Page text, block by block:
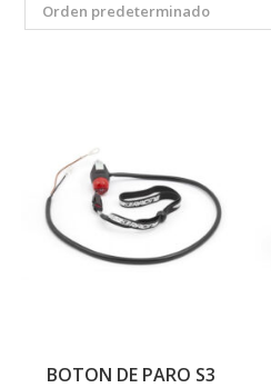
Orden predeterminado
BOTON DE PARO S3